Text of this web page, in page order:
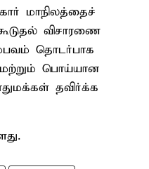
மாநிலத்தைச்
விசாரணை
தொடர்பாக
மற்றும் பொய்யான
தவிர்க்க